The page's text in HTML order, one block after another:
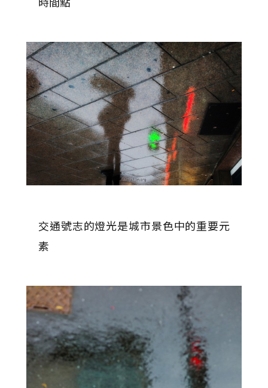
交通號志的燈光是城市景色中的重要元
素